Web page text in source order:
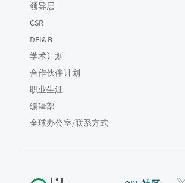
领导层
CSR
DEI&B
学术计划
合作伙伴计划
职业生涯
编辑部
全球办公室/联系方式